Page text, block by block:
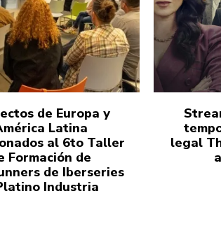
de Europa y
Latina
al 6to Taller
Formación de
de Iberseries
Industria
legal